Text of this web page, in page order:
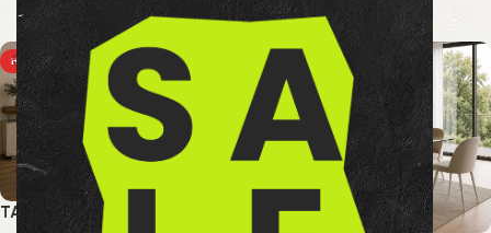
HOT
TAVOLO CASTIELS
HOT
NEW